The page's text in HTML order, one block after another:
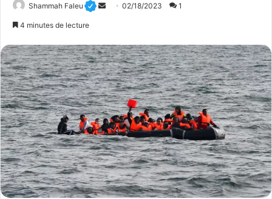
Shammah Faleu
Envoyer02/18/2023 1
4 minutes de lecture